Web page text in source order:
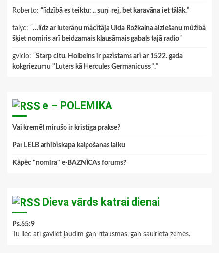
Roberto: “ līdzībā es teiktu: .. suņi rej, bet karavāna iet tālāk.”
talyc: “…līdz ar luterāņu mācītāja Ulda Rožkalna aiziešanu mūžībā
šķiet nomiris arī beidzamais klausāmais gabals tajā radio”
gviclo: “Starp citu, Holbeins ir pazīstams arī ar 1522. gada
kokgriezumu "Luters kā Hercules Germanicuss ".”
e – POLEMIKA
Vai kremēt mirušo ir kristīga prakse?
Par LELB arhibīskapa kalpošanas laiku
Kāpēc "nomira" e-BAZNĪCAs forums?
Dieva vārds katrai dienai
Ps.65:9
Tu liec arī gavilēt ļaudīm gan rītausmas, gan saulrieta zemēs.